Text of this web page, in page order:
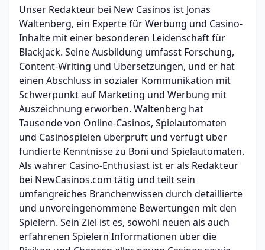
Unser Redakteur bei New Casinos ist Jonas
Waltenberg, ein Experte für Werbung und Casino-
Inhalte mit einer besonderen Leidenschaft für
Blackjack. Seine Ausbildung umfasst Forschung,
Content-Writing und Übersetzungen, und er hat
einen Abschluss in sozialer Kommunikation mit
Schwerpunkt auf Marketing und Werbung mit
Auszeichnung erworben. Waltenberg hat
Tausende von Online-Casinos, Spielautomaten
und Casinospielen überprüft und verfügt über
fundierte Kenntnisse zu Boni und Spielautomaten.
Als wahrer Casino-Enthusiast ist er als Redakteur
bei NewCasinos.com tätig und teilt sein
umfangreiches Branchenwissen durch detaillierte
und unvoreingenommene Bewertungen mit den
Spielern. Sein Ziel ist es, sowohl neuen als auch
erfahrenen Spielern Informationen über die